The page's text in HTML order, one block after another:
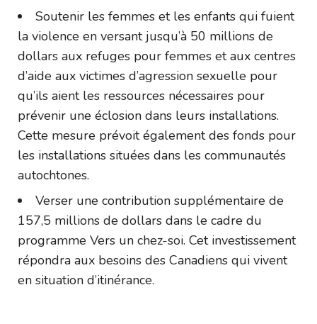
Soutenir les femmes et les enfants qui fuient
la violence en versant jusqu’à 50 millions de
dollars aux refuges pour femmes et aux centres
d’aide aux victimes d’agression sexuelle pour
qu’ils aient les ressources nécessaires pour
prévenir une éclosion dans leurs installations.
Cette mesure prévoit également des fonds pour
les installations situées dans les communautés
autochtones.
Verser une contribution supplémentaire de
157,5 millions de dollars dans le cadre du
programme Vers un chez-soi. Cet investissement
répondra aux besoins des Canadiens qui vivent
en situation d’itinérance.